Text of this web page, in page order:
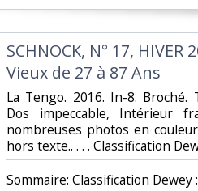
‎SCHNOCK, N° 17, HIVER
Vieux de 27 à 87 Ans‎
‎La Tengo. 2016. In-8.
Dos impeccable, Intérieur
nombreuses photos en
hors texte.. . . . Classification
‎Sommaire: Classification